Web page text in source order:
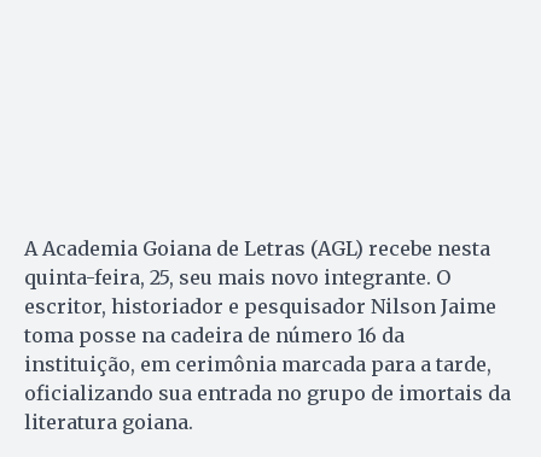
A Academia Goiana de Letras (AGL) recebe nesta
quinta-feira, 25, seu mais novo integrante. O
escritor, historiador e pesquisador Nilson Jaime
toma posse na cadeira de número 16 da
instituição, em cerimônia marcada para a tarde,
oficializando sua entrada no grupo de imortais da
literatura goiana.